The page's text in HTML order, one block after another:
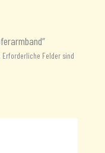
Erforderliche Felder sind